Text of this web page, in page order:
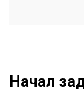
Начал